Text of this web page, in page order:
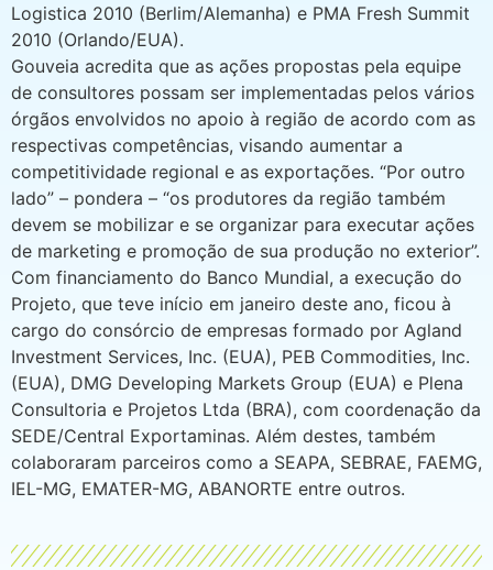
Logistica 2010 (Berlim/Alemanha) e PMA Fresh Summit
2010 (Orlando/EUA).
Gouveia acredita que as ações propostas pela equipe
de consultores possam ser implementadas pelos vários
órgãos envolvidos no apoio à região de acordo com as
respectivas competências, visando aumentar a
competitividade regional e as exportações. “Por outro
lado” – pondera – “os produtores da região também
devem se mobilizar e se organizar para executar ações
de marketing e promoção de sua produção no exterior”.
Com financiamento do Banco Mundial, a execução do
Projeto, que teve início em janeiro deste ano, ficou à
cargo do consórcio de empresas formado por Agland
Investment Services, Inc. (EUA), PEB Commodities, Inc.
(EUA), DMG Developing Markets Group (EUA) e Plena
Consultoria e Projetos Ltda (BRA), com coordenação da
SEDE/Central Exportaminas. Além destes, também
colaboraram parceiros como a SEAPA, SEBRAE, FAEMG,
IEL-MG, EMATER-MG, ABANORTE entre outros.